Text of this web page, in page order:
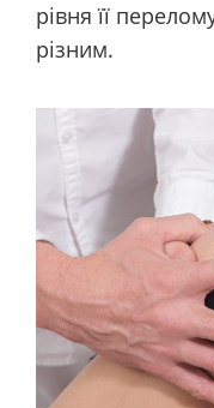
рівня її
різним.